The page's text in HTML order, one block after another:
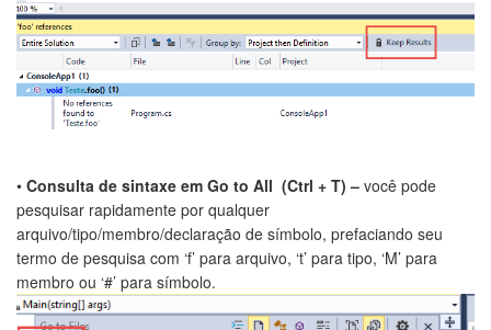
• Consulta de sintaxe em Go to All (Ctrl + T) – você pode
pesquisar rapidamente por qualquer
arquivo/tipo/membro/declaração de símbolo, prefaciando seu
termo de pesquisa com ‘f’ para arquivo, ‘t’ para tipo, ‘M’ para
membro ou ‘#’ para símbolo.